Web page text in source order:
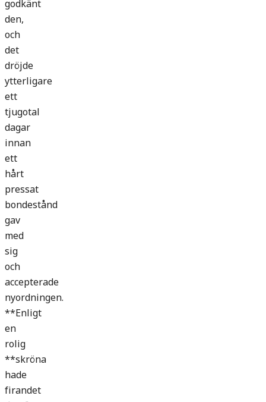
den,
och
det
dröjde
ytterligare
ett
tjugotal
dagar
innan
ett
hårt
pressat
bondestånd
gav
med
sig
och
accepterade
nyordningen.
**Enligt
en
rolig
**skröna
hade
firandet